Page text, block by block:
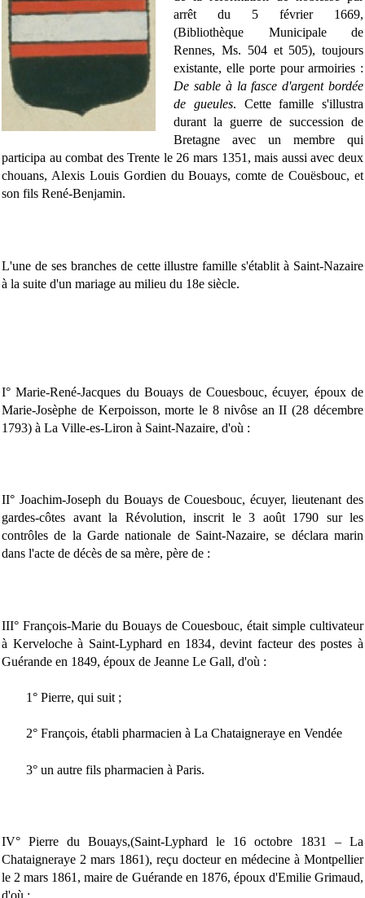
arrêt du 5 février 1669,
(Bibliothèque Municipale de
Rennes, Ms. 504 et 505), toujours
existante, elle porte pour armoiries :
De sable à la fasce d'argent bordée
de gueules. Cette famille s'illustra
durant la guerre de succession de
Bretagne avec un membre qui
participa au combat des Trente le 26 mars 1351, mais aussi avec deux
chouans, Alexis Louis Gordien du Bouays, comte de Couësbouc, et
son fils René-Benjamin.
L'une de ses branches de cette illustre famille s'établit à Saint-Nazaire
à la suite d'un mariage au milieu du 18e siècle.
I° Marie-René-Jacques du Bouays de Couesbouc, écuyer, époux de
Marie-Josèphe de Kerpoisson, morte le 8 nivôse an II (28 décembre
1793) à La Ville-es-Liron à Saint-Nazaire, d'où :
II° Joachim-Joseph du Bouays de Couesbouc, écuyer, lieutenant des
gardes-côtes avant la Révolution, inscrit le 3 août 1790 sur les
contrôles de la Garde nationale de Saint-Nazaire, se déclara marin
dans l'acte de décès de sa mère, père de :
III° François-Marie du Bouays de Couesbouc, était simple cultivateur
à Kerveloche à Saint-Lyphard en 1834, devint facteur des postes à
Guérande en 1849, époux de Jeanne Le Gall, d'où :
1° Pierre, qui suit ;
2° François, établi pharmacien à La Chataigneraye en Vendée
3° un autre fils pharmacien à Paris.
IV° Pierre du Bouays,(Saint-Lyphard le 16 octobre 1831 – La
Chataigneraye 2 mars 1861), reçu docteur en médecine à Montpellier
le 2 mars 1861, maire de Guérande en 1876, époux d'Emilie Grimaud,